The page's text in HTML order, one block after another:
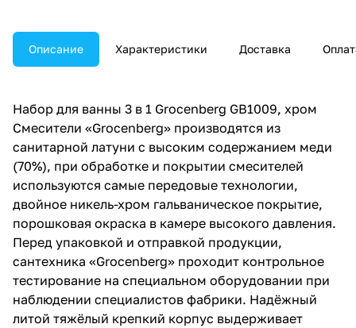
Описание Характеристики Доставка
Набор для ванны 3 в 1 Grocenberg GB1009, хром
Смесители «Grocenberg» производятся из
санитарной латуни с высоким содержанием меди
(70%), при обработке и покрытии смесителей
используются самые передовые технологии,
двойное никель-хром гальваническое покрытие,
порошковая окраска в камере высокого давления.
Перед упаковкой и отправкой продукции,
сантехника «Grocenberg» проходит контрольное
тестирование на специальном оборудовании при
наблюдении специалистов фабрики. Надёжный
литой тяжёлый крепкий корпус выдерживает